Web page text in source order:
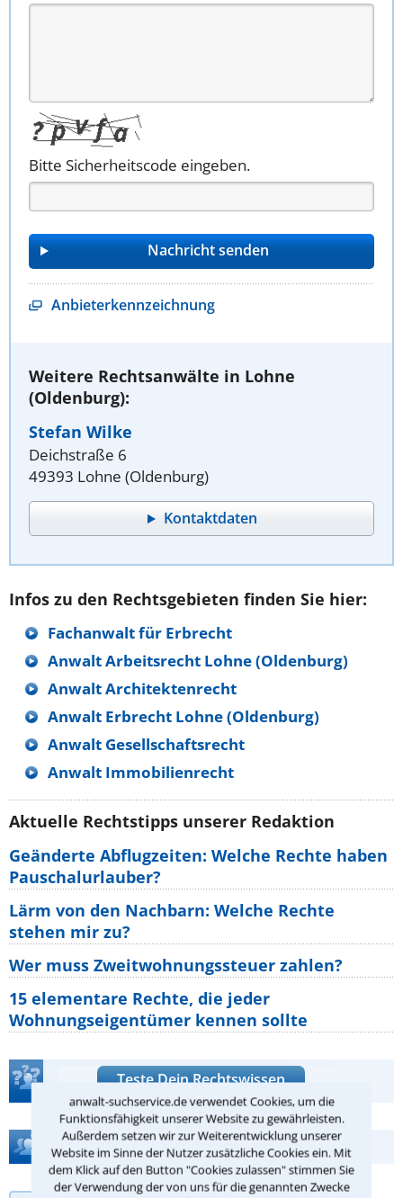
anwalt-suchservice.de verwendet Cookies, um die
Funktionsfähigkeit unserer Website zu gewährleisten.
Außerdem setzen wir zur Weiterentwicklung unserer
Website im Sinne der Nutzer zusätzliche Cookies ein. Mit
dem Klick auf den Button "Cookies zulassen" stimmen Sie
der Verwendung der von uns für die genannten Zwecke
Bitte Sicherheitscode eingeben.
Anbieterkennzeichnung
Weitere Rechtsanwälte in Lohne
(Oldenburg):
Stefan Wilke
Deichstraße 6
49393 Lohne (Oldenburg)
Kontaktdaten
Infos zu den Rechtsgebieten finden Sie hier:
Fachanwalt für Erbrecht
Anwalt Arbeitsrecht Lohne (Oldenburg)
Anwalt Architektenrecht
Anwalt Erbrecht Lohne (Oldenburg)
Anwalt Gesellschaftsrecht
Anwalt Immobilienrecht
Aktuelle Rechtstipps unserer Redaktion
Geänderte Abflugzeiten: Welche Rechte haben
Pauschalurlauber?
Lärm von den Nachbarn: Welche Rechte
stehen mir zu?
Wer muss Zweitwohnungssteuer zahlen?
15 elementare Rechte, die jeder
Wohnungseigentümer kennen sollte
Teste Dein Rechtswissen
Hilfe bei Ihrer Anwaltsuche?